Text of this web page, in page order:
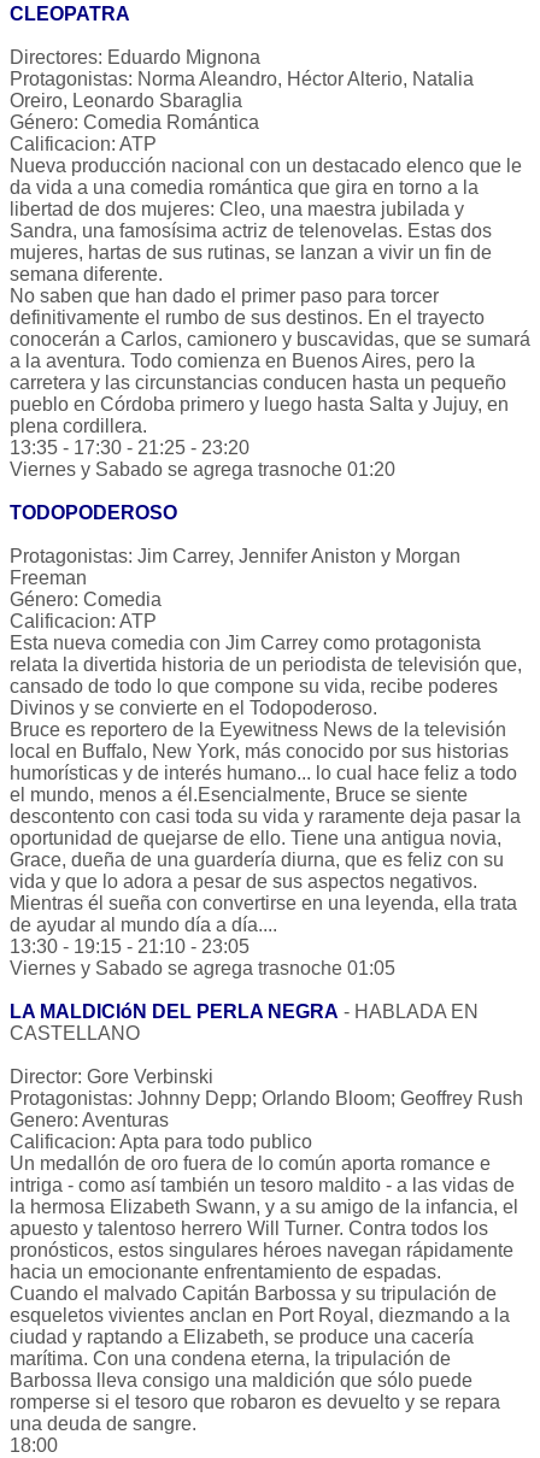
CLEOPATRA
Directores: Eduardo Mignona
Protagonistas: Norma Aleandro, Héctor Alterio, Natalia
Oreiro, Leonardo Sbaraglia
Género: Comedia Romántica
Calificacion: ATP
Nueva producción nacional con un destacado elenco que le
da vida a una comedia romántica que gira en torno a la
libertad de dos mujeres: Cleo, una maestra jubilada y
Sandra, una famosísima actriz de telenovelas. Estas dos
mujeres, hartas de sus rutinas, se lanzan a vivir un fin de
semana diferente.
No saben que han dado el primer paso para torcer
definitivamente el rumbo de sus destinos. En el trayecto
conocerán a Carlos, camionero y buscavidas, que se sumará
a la aventura. Todo comienza en Buenos Aires, pero la
carretera y las circunstancias conducen hasta un pequeño
pueblo en Córdoba primero y luego hasta Salta y Jujuy, en
plena cordillera.
13:35 - 17:30 - 21:25 - 23:20
Viernes y Sabado se agrega trasnoche 01:20
TODOPODEROSO
Protagonistas: Jim Carrey, Jennifer Aniston y Morgan
Freeman
Género: Comedia
Calificacion: ATP
Esta nueva comedia con Jim Carrey como protagonista
relata la divertida historia de un periodista de televisión que,
cansado de todo lo que compone su vida, recibe poderes
Divinos y se convierte en el Todopoderoso.
Bruce es reportero de la Eyewitness News de la televisión
local en Buffalo, New York, más conocido por sus historias
humorísticas y de interés humano... lo cual hace feliz a todo
el mundo, menos a él.Esencialmente, Bruce se siente
descontento con casi toda su vida y raramente deja pasar la
oportunidad de quejarse de ello. Tiene una antigua novia,
Grace, dueña de una guardería diurna, que es feliz con su
vida y que lo adora a pesar de sus aspectos negativos.
Mientras él sueña con convertirse en una leyenda, ella trata
de ayudar al mundo día a día....
13:30 - 19:15 - 21:10 - 23:05
Viernes y Sabado se agrega trasnoche 01:05
LA MALDICIóN DEL PERLA NEGRA - HABLADA EN
CASTELLANO
Director: Gore Verbinski
Protagonistas: Johnny Depp; Orlando Bloom; Geoffrey Rush
Genero: Aventuras
Calificacion: Apta para todo publico
Un medallón de oro fuera de lo común aporta romance e
intriga - como así también un tesoro maldito - a las vidas de
la hermosa Elizabeth Swann, y a su amigo de la infancia, el
apuesto y talentoso herrero Will Turner. Contra todos los
pronósticos, estos singulares héroes navegan rápidamente
hacia un emocionante enfrentamiento de espadas.
Cuando el malvado Capitán Barbossa y su tripulación de
esqueletos vivientes anclan en Port Royal, diezmando a la
ciudad y raptando a Elizabeth, se produce una cacería
marítima. Con una condena eterna, la tripulación de
Barbossa lleva consigo una maldición que sólo puede
romperse si el tesoro que robaron es devuelto y se repara
una deuda de sangre.
18:00